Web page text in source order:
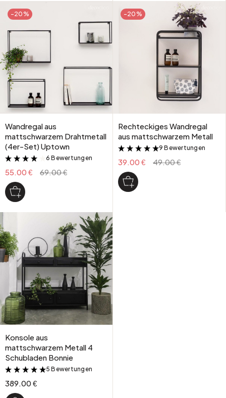
-20%
Wandregal aus
mattschwarzem Drahtmetall
(4er-Set) Uptown
&
6 Bewertungen
55.00 € 69.00 €
-20%
Rechteckiges Wandregal
aus mattschwarzem Metall
&
9 Bewertungen
39.00 € 49.00 €
Konsole aus
mattschwarzem Metall 4
Schubladen Bonnie
&
5 Bewertungen
389.00 €